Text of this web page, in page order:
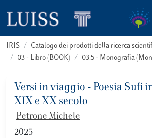
IRIS
Catalogo dei prodotti della ricerca
03 - Libro (BOOK)
03.5 - Monografia
Versi in viaggio - Poesia Sufi
XIX e XX secolo
Petrone Michele
2025